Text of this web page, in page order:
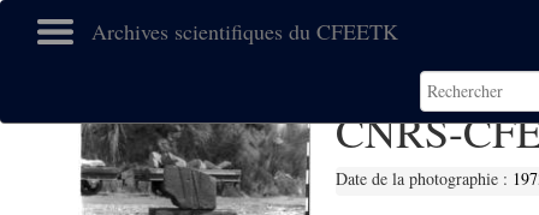
Archives scientifiques du CFEETK
CNRS-
Date de la photographie :